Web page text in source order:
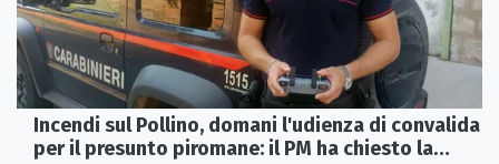
Incendi sul Pollino, domani l'udienza di convalida
per il presunto piromane: il PM ha chiesto la